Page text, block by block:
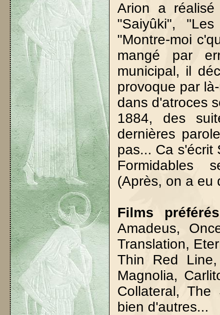
Arion a
"Saiyûki",
"Montre-moi
mangé par
municipal, il
provoque par
dans d'atroces
1884, des
dernières
pas... Ca s'écrit
Formidables
(Après, on a eu
Films préférés
Amadeus,
Translation,
Thin Red
Magnolia,
Collateral, The
bien d'autres...